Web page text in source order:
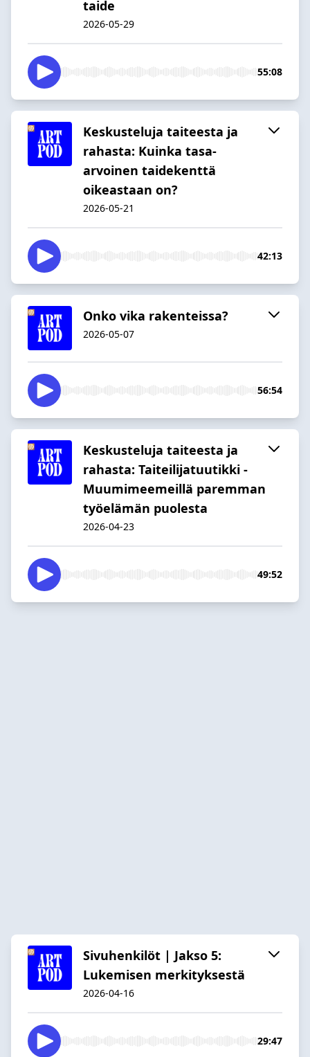
taide
2026-05-29
55:08
Keskusteluja taiteesta ja
rahasta: Kuinka tasa-
arvoinen taidekenttä
oikeastaan on?
2026-05-21
42:13
Onko vika rakenteissa?
2026-05-07
56:54
Keskusteluja taiteesta ja
rahasta: Taiteilijatuutikki -
Muumimeemeillä paremman
työelämän puolesta
2026-04-23
49:52
Sivuhenkilöt | Jakso 5:
Lukemisen merkityksestä
2026-04-16
29:47